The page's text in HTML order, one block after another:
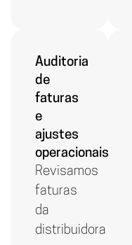
Auditoria
de
faturas
e
ajustes
operacionais
Revisamos
faturas
da
distribuidora